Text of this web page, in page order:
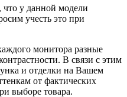
у данной модели
учесть это при
монитора разные
В связи с этим
и отделки на Вашем
от фактических
выборе товара.